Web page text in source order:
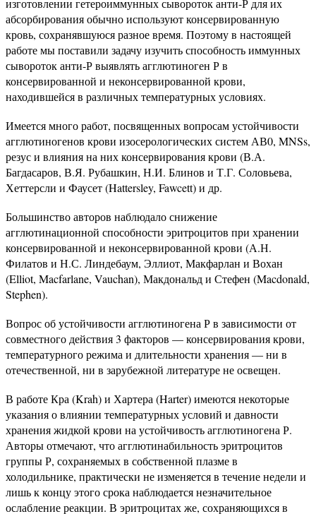
изготовлении гетероиммунных сывороток анти-Р для их
абсорбирования обычно используют консервированную
кровь, сохранявшуюся разное время. Поэтому в настоящей
работе мы поставили задачу изучить способность иммунных
сывороток анти-Р выявлять агглютиноген Р в
консервированной и неконсервированной крови,
находившейся в различных температурных условиях.
Имеется много работ, посвященных вопросам устойчивости
агглютиногенов крови изосерологических систем АВ0, MNSs,
резус и влияния на них консервирования крови (В.А.
Багдасаров, В.Я. Рубашкин, Н.И. Блинов и Т.Г. Соловьева,
Хеттерсли и Фаусет (Hattersley, Fawcett) и др.
Большинство авторов наблюдало снижение
агглютинационной способности эритроцитов при хранении
консервированной и неконсервированной крови (А.Н.
Филатов и Н.С. Линдебаум, Эллиот, Макфарлан и Вохан
(Elliot, Macfarlane, Vauchan), Макдональд и Стефен (Macdonald,
Stephen).
Вопрос об устойчивости агглютиногена Р в зависимости от
совместного действия 3 факторов — консервирования крови,
температурного режима и длительности хранения — ни в
отечественной, ни в зарубежной литературе не освещен.
В работе Кра (Krah) и Хартера (Harter) имеются некоторые
указания о влиянии температурных условий и давности
хранения жидкой крови на устойчивость агглютиногена Р.
Авторы отмечают, что агглютинабильность эритроцитов
группы Р, сохраняемых в собственной плазме в
холодильнике, практически не изменяется в течение недели и
лишь к концу этого срока наблюдается незначительное
ослабление реакции. В эритроцитах же, сохраняющихся в